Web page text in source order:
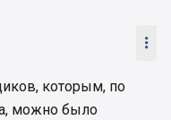

которым, по
можно было